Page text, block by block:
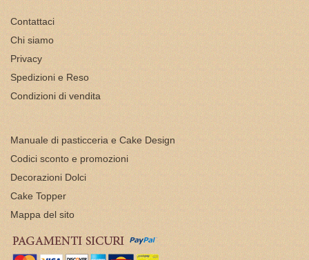
Contattaci
Chi siamo
Privacy
Spedizioni e Reso
Condizioni di vendita
Manuale di pasticceria e Cake Design
Codici sconto e promozioni
Decorazioni Dolci
Cake Topper
Mappa del sito